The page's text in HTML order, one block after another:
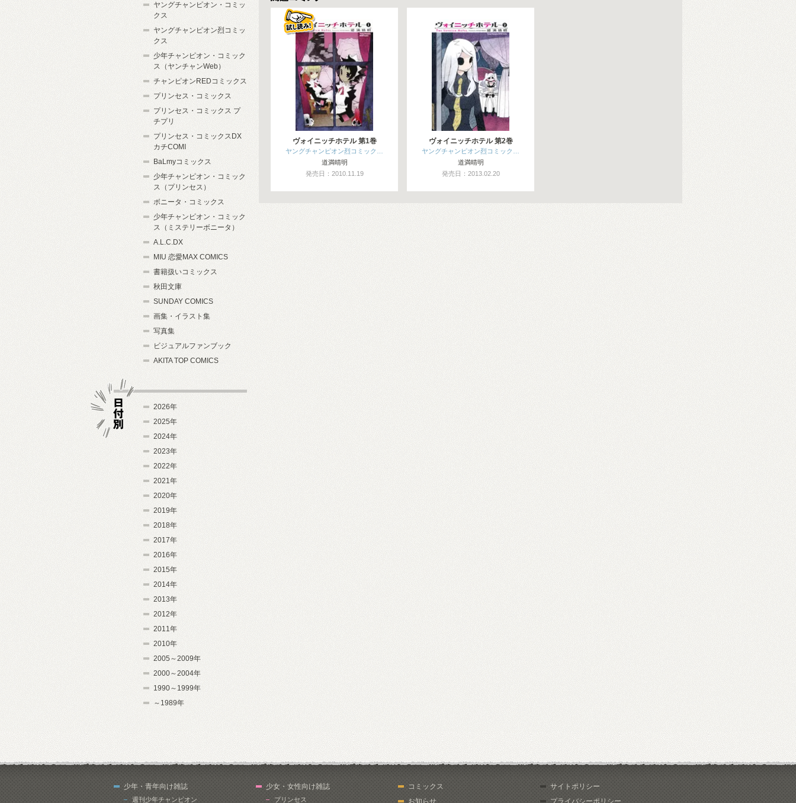
関連コミックス
ヴォイニッチホテル 第1巻
ヤングチャンピオン烈コミック…
道満晴明
発売日：2010.11.19
ヴォイニッチホテル 第2巻
ヤングチャンピオン烈コミック…
道満晴明
発売日：2013.02.20
ヤングチャンピオン・コミッ
クス
ヤングチャンピオン烈コミッ
クス
少年チャンピオン・コミック
ス（ヤンチャンWeb）
チャンピオンREDコミックス
プリンセス・コミックス
プリンセス・コミックス プ
チプリ
プリンセス・コミックスDX
カチCOMI
BaLmyコミックス
少年チャンピオン・コミック
ス（プリンセス）
ボニータ・コミックス
少年チャンピオン・コミック
ス（ミステリーボニータ）
A.L.C.DX
MIU 恋愛MAX COMICS
書籍扱いコミックス
秋田文庫
SUNDAY COMICS
画集・イラスト集
写真集
ビジュアルファンブック
AKITA TOP COMICS
2026年
2025年
2024年
2023年
2022年
2021年
2020年
2019年
2018年
2017年
2016年
2015年
2014年
2013年
2012年
2011年
2010年
2005～2009年
2000～2004年
1990～1999年
～1989年
少年・青年向け雑誌
週刊少年チャンピオン
少女・女性向け雑誌
プリンセス
コミックス
お知らせ
サイトポリシー
プライバシーポリシー